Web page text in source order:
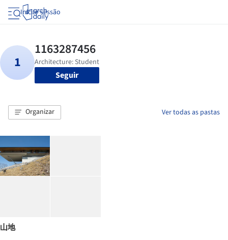
Iniciar sessão
Seguir
Organizar Ver todas as pastas
山地